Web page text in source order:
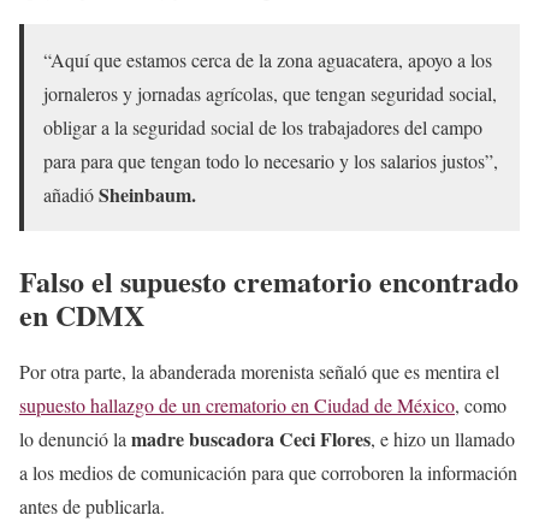
“Aquí que estamos cerca de la zona aguacatera, apoyo a los
jornaleros y jornadas agrícolas, que tengan seguridad social,
obligar a la seguridad social de los trabajadores del campo
para para que tengan todo lo necesario y los salarios justos”,
añadióSheinbaum.
Falso el supuesto crematorio encontrado
en CDMX
Por otra parte, la abanderada morenista señaló que es mentira el
supuesto hallazgo de un crematorio en Ciudad de México, como
lo denunció lamadre buscadora Ceci Flores, e hizo un llamado
a los medios de comunicación para que corroboren la información
antes de publicarla.